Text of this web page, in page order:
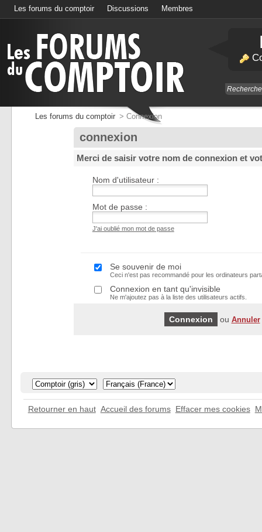
Les forums du comptoir Discussions Membres
Les forums du comptoir > Connexion
connexion
Merci de saisir votre nom de connexion et
Nom d'utilisateur :
Mot de passe :
J'ai oublié mon mot de passe
Se souvenir de moi
Ceci n'est pas recommandé pour les ordinateurs
Connexion en tant qu'invisible
Ne m'ajoutez pas à la liste des utilisateurs actifs.
ou Annuler
Retourner en haut Accueil des forums Effacer mes cookies